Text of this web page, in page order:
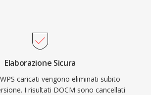
Elaborazione Sicura
caricati vengono eliminati subito
I risultati DOCM sono cancellati